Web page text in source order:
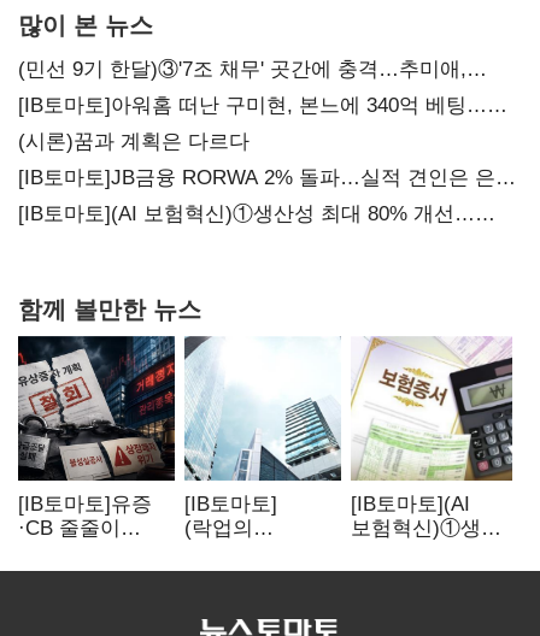
많이 본 뉴스
(민선 9기 한달)③'7조 채무' 곳간에 충격…추미애,
20년만에 '비상재정' 선언 승부수
[IB토마토]아워홈 떠난 구미현, 본느에 340억 베팅…
가족 지배체제 구축
(시론)꿈과 계획은 다르다
[IB토마토]JB금융 RORWA 2% 돌파…실적 견인은 은행
아닌 캐피탈
[IB토마토](AI 보험혁신)①생산성 최대 80% 개선…
함께 볼만한 뉴스
[IB토마토]유증
·CB 줄줄이
벌점 급증에 상폐
[IB토마토]
(락업의
뛰자 첫날 매도…
갈렸다
[IB토마토](AI
보험혁신)①생산
개선…현실은